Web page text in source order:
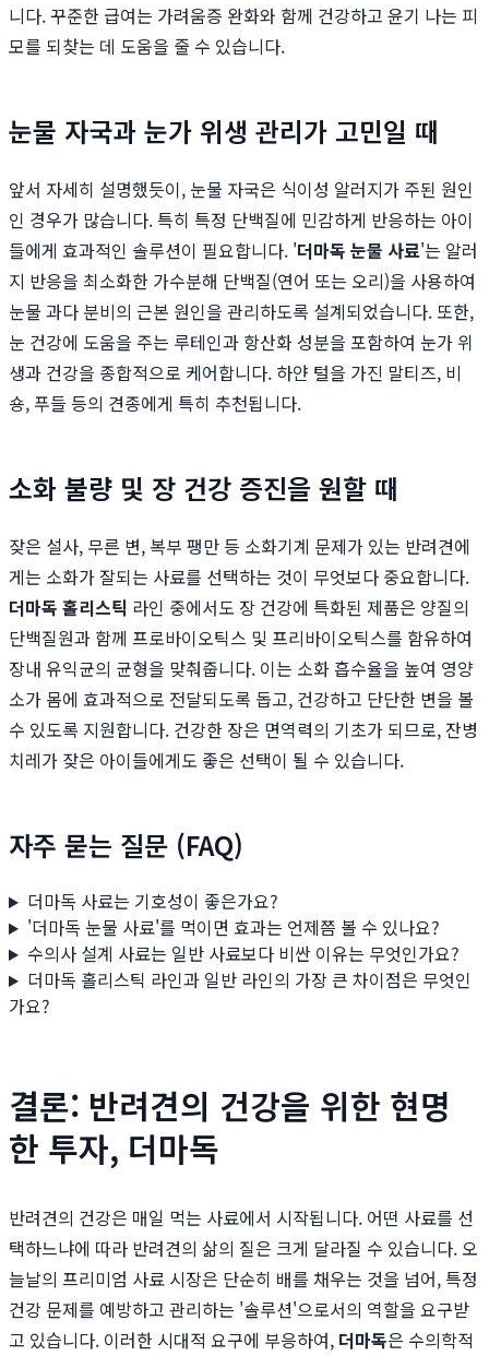
니다. 꾸준한 급여는 가려움증 완화와 함께 건강하고 윤기 나는 피
모를 되찾는 데 도움을 줄 수 있습니다.
눈물 자국과 눈가 위생 관리가 고민일 때
앞서 자세히 설명했듯이, 눈물 자국은 식이성 알러지가 주된 원인
인 경우가 많습니다. 특히 특정 단백질에 민감하게 반응하는 아이
들에게 효과적인 솔루션이 필요합니다. '더마독 눈물 사료'는 알러
지 반응을 최소화한 가수분해 단백질(연어 또는 오리)을 사용하여
눈물 과다 분비의 근본 원인을 관리하도록 설계되었습니다. 또한,
눈 건강에 도움을 주는 루테인과 항산화 성분을 포함하여 눈가 위
생과 건강을 종합적으로 케어합니다. 하얀 털을 가진 말티즈, 비
숑, 푸들 등의 견종에게 특히 추천됩니다.
소화 불량 및 장 건강 증진을 원할 때
잦은 설사, 무른 변, 복부 팽만 등 소화기계 문제가 있는 반려견에
게는 소화가 잘되는 사료를 선택하는 것이 무엇보다 중요합니다.
더마독 홀리스틱 라인 중에서도 장 건강에 특화된 제품은 양질의
단백질원과 함께 프로바이오틱스 및 프리바이오틱스를 함유하여
장내 유익균의 균형을 맞춰줍니다. 이는 소화 흡수율을 높여 영양
소가 몸에 효과적으로 전달되도록 돕고, 건강하고 단단한 변을 볼
수 있도록 지원합니다. 건강한 장은 면역력의 기초가 되므로, 잔병
치레가 잦은 아이들에게도 좋은 선택이 될 수 있습니다.
자주 묻는 질문 (FAQ)
더마독 사료는 기호성이 좋은가요?
'더마독 눈물 사료'를 먹이면 효과는 언제쯤 볼 수 있나요?
수의사 설계 사료는 일반 사료보다 비싼 이유는 무엇인가요?
더마독 홀리스틱 라인과 일반 라인의 가장 큰 차이점은 무엇인
가요?
결론: 반려견의 건강을 위한 현명
한 투자, 더마독
반려견의 건강은 매일 먹는 사료에서 시작됩니다. 어떤 사료를 선
택하느냐에 따라 반려견의 삶의 질은 크게 달라질 수 있습니다. 오
늘날의 프리미엄 사료 시장은 단순히 배를 채우는 것을 넘어, 특정
건강 문제를 예방하고 관리하는 '솔루션'으로서의 역할을 요구받
고 있습니다. 이러한 시대적 요구에 부응하여, 더마독은 수의학적